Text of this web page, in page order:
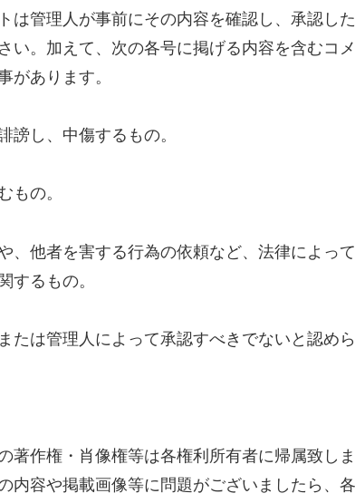
は管理人が事前にその内容を確認し、承認し
い。加えて、次の各号に掲げる内容を含むコ
があります。
謗し、中傷するもの。
もの。
、他者を害する行為の依頼など、法律によっ
するもの。
たは管理人によって承認すべきでないと認めら
著作権・肖像権等は各権利所有者に帰属致し
内容や掲載画像等に問題がございましたら、